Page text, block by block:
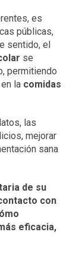
es
públicas,
sentido, el
se
permitiendo
la comidas
las
mejorar
sana
de su
con
eficacia,